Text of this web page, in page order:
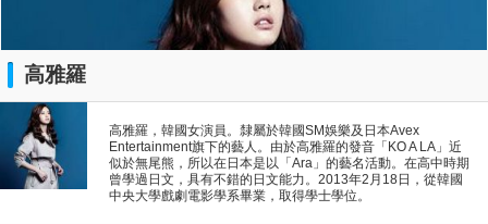
高雅羅
高雅羅，韓國女演員。隸屬於韓國SM娛樂及日本Avex
Entertainment旗下的藝人。由於高雅羅的發音「KO A LA」近
似於無尾熊，所以在日本是以「Ara」的藝名活動。在高中時期
曾學過日文，具有不錯的日文能力。2013年2月18日，從韓國
中央大學戲劇電影學系畢業，取得學士學位。